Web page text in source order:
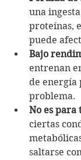
una
proteínas,
puede
Bajo
entrenan
de energía
problema.
No es para
ciertas
saltarse